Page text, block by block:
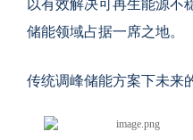
以有效解决可再生能源不
储能领域占据一席之地。
传统调峰储能方案下未来